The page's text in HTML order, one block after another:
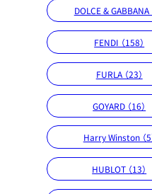
DOLCE & GABBANA
FENDI （158）
FURLA （23）
GOYARD （16）
Harry Winston （5
HUBLOT （13）